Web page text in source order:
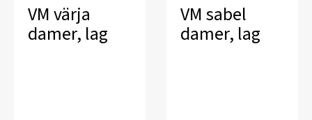
VM värja
damer, lag
VM sabel
damer, lag